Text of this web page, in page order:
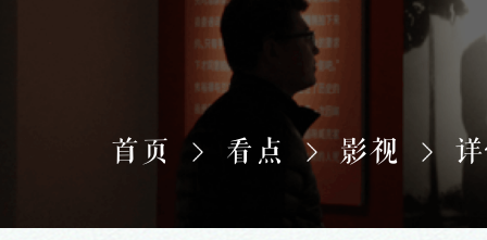
首页 看点 影视